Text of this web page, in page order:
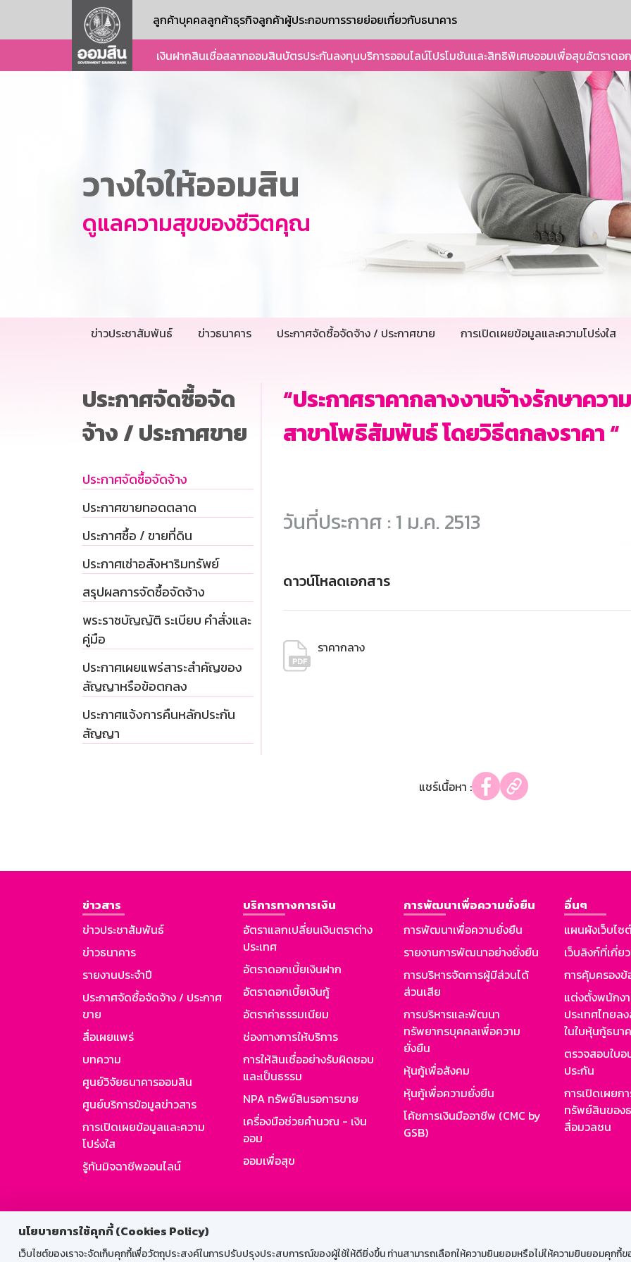
นโยบายการใช้คุกกี้ (Cookies Policy)
เว็บไซต์ของเราจะจัดเก็บคุกกี้เพื่อวัตถุประสงค์ในการปรับปรุงประสบการณ์ของผู้ใช้ให้ดียิ่งขึ้น ท่านสามารถเลือกให้ความยินยอมหรือไม่ให้ความยินยอมคุกกี้ข
ลูกค้าบุคคลลูกค้าธุรกิจลูกค้าผู้ประกอบการรายย่อยเกี่ยวกับธนาคาร
เงินฝากสินเชื่อสลากออมสินบัตรประกันลงทุนบริการออนไลน์โปรโมชันและสิทธิพิเศษออมเพื่อสุขอัตราดอ
วางใจให้ออมสิน
ดูแลความสุขของชีวิตคุณ
ข่าวประชาสัมพันธ์ ข่าวธนาคาร ประกาศจัดซื้อจัดจ้าง / ประกาศขาย การเปิดเผยข้อมูลและความโปร่งใส
ประกาศจัดซื้อจัด
จ้าง / ประกาศขาย
ประกาศจัดซื้อจัดจ้าง
ประกาศขายทอดตลาด
ประกาศซื้อ / ขายที่ดิน
ประกาศเช่าอสังหาริมทรัพย์
สรุปผลการจัดซื้อจัดจ้าง
พระราชบัญญัติ ระเบียบ คำสั่งและ
คู่มือ
ประกาศเผยแพร่สาระสำคัญของ
สัญญาหรือข้อตกลง
ประกาศแจ้งการคืนหลักประกัน
สัญญา
“ประกาศราคากลางงานจ้างรักษาคว
สาขาโพธิสัมพันธ์ โดยวิธีตกลงราคา “
วันที่ประกาศ : 1 ม.ค. 2513
ดาวน์โหลดเอกสาร
ราคากลาง
แชร์เนื้อหา :
ข่าวสาร
ข่าวประชาสัมพันธ์
ข่าวธนาคาร
รายงานประจำปี
ประกาศจัดซื้อจัดจ้าง / ประกาศ
ขาย
สื่อเผยแพร่
บทความ
ศูนย์วิจัยธนาคารออมสิน
ศูนย์บริการข้อมูลข่าวสาร
การเปิดเผยข้อมูลและความ
โปร่งใส
รู้ทันมิจฉาชีพออนไลน์
บริการทางการเงิน
อัตราแลกเปลี่ยนเงินตราต่าง
ประเทศ
อัตราดอกเบี้ยเงินฝาก
อัตราดอกเบี้ยเงินกู้
อัตราค่าธรรมเนียม
ช่องทางการให้บริการ
การให้สินเชื่ออย่างรับผิดชอบ
และเป็นธรรม
NPA ทรัพย์สินรอการขาย
เครื่องมือช่วยคำนวณ - เงิน
ออม
ออมเพื่อสุข
การพัฒนาเพื่อความยั่งยืน
การพัฒนาเพื่อความยั่งยืน
รายงานการพัฒนาอย่างยั่งยืน
การบริหารจัดการผู้มีส่วนได้
ส่วนเสีย
การบริหารและพัฒนา
ทรัพยากรบุคคลเพื่อความ
ยั่งยืน
หุ้นกู้เพื่อสังคม
หุ้นกู้เพื่อความยั่งยืน
โค้ชการเงินมืออาชีพ (CMC by
GSB)
อื่นๆ
แผนผังเว็บไซ
เว็บลิงก์ที่เกี่ย
การคุ้มครอง
แต่งตั้งพนักง
ประเทศไทยล
ในใบหุ้นกู้ธนา
ตรวจสอบใบ
ประกัน
การเปิดเผยก
ทรัพย์สินของ
สื่อมวลชน